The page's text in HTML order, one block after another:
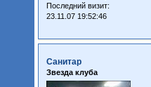
Последний визит:
23.11.07 19:52:46
Санитар
Звезда клуба